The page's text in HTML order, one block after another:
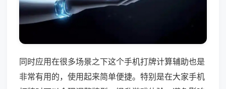
同时应用在很多场景之下这个手机打牌计算辅助也是
非常有用的，使用起来简单便捷。特别是在大家手机